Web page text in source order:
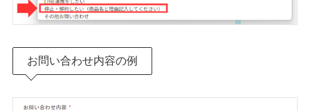
お問い合わせ内容の例